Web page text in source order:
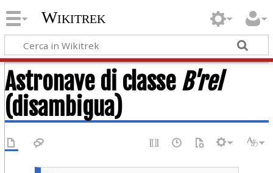
Wikitrek
Astronave di classe B'rel
(disambigua)